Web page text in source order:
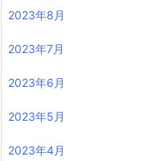
2023年8月
2023年7月
2023年6月
2023年5月
2023年4月